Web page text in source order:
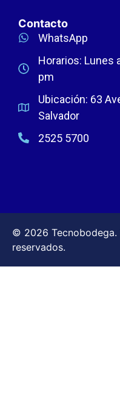
Contacto
WhatsApp
Horarios: Lunes
pm
Ubicación: 63
Salvador
2525 5700
© 2026 Tecnobodega.
reservados.